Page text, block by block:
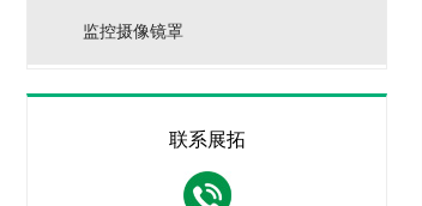
监控摄像镜罩
联系展拓